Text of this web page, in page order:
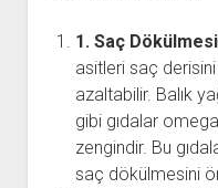
1. Saç
asitleri saç
azaltabilir. Balık
gibi gıdalar
zengindir. Bu
saç dökülmesini